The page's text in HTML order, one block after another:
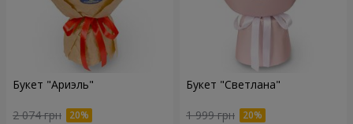
Букет "Ариэль"
2 074 грн
Букет "Светлана"
1 999 грн